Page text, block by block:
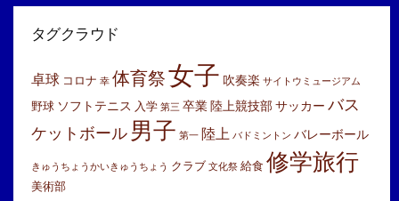
イ
タグクラウド
卓球 コロナ 幸 体育祭女子 吹奏楽 サイトウミュージアム
野球 ソフトテニス 入学 第三 卒業陸上競技部サッカー バス
ケットボール 男子 第一 陸上 バドミントン バレーボール
きゅうちょうかいきゅうちょう クラブ 文化祭 給食 修学旅行
美術部